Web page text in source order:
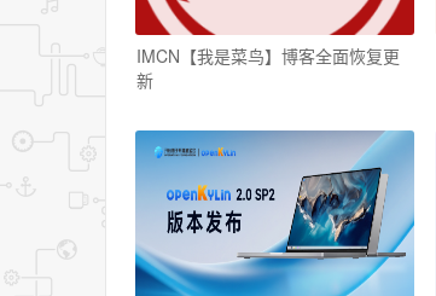
IMCN【我是菜鸟】博客全面恢复更
新